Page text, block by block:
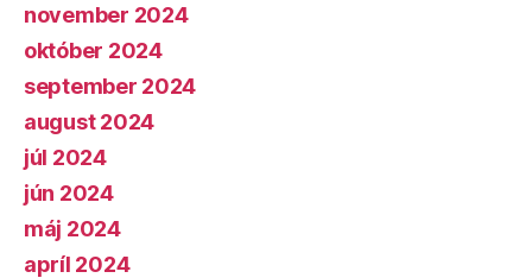
november 2024
október 2024
september 2024
august 2024
júl 2024
jún 2024
máj 2024
apríl 2024